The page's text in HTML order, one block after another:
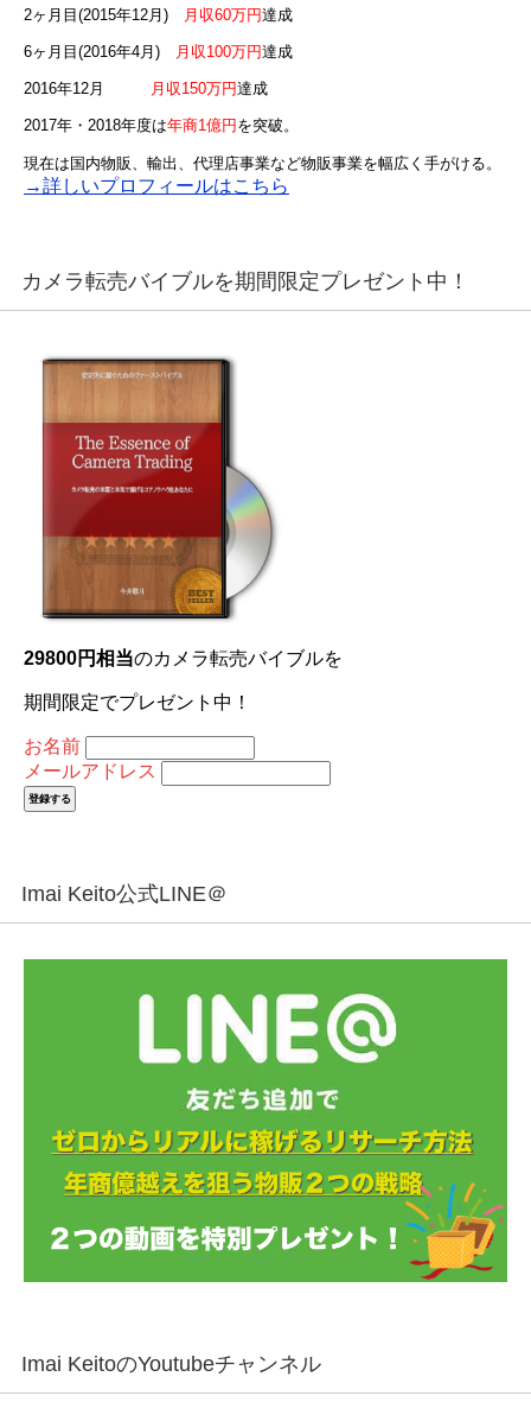
2ヶ月目(2015年12月) 月収60万円達成
6ヶ月目(2016年4月) 月収100万円達成
2016年12月 月収150万円達成
2017年・2018年度は年商1億円 を突破。
現在は国内物販、輸出、代理店事業など物販事業を幅広く手がける。
→詳しいプロフィールはこちら
カメラ転売バイブルを期間限定プレゼント中！
29800円相当のカメラ転売バイブルを
期間限定でプレゼント中！
お名前
メールアドレス
Imai Keito公式LINE＠
Imai KeitoのYoutubeチャンネル